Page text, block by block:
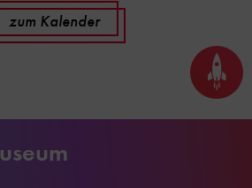
zum Kalender
Seite
nach
oben